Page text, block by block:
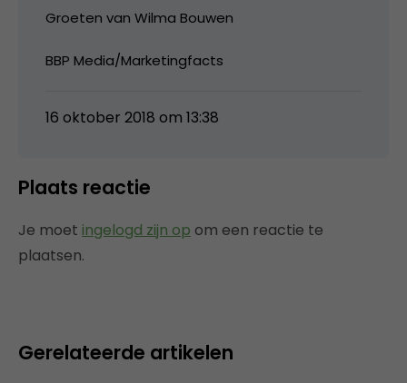
Groeten van Wilma Bouwen
BBP Media/Marketingfacts
16 oktober 2018 om 13:38
Plaats reactie
Je moet ingelogd zijn op om een reactie te
plaatsen.
Gerelateerde artikelen